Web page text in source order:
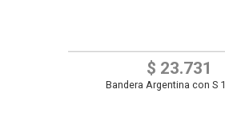
$ 23.731
Bandera Argentina con S